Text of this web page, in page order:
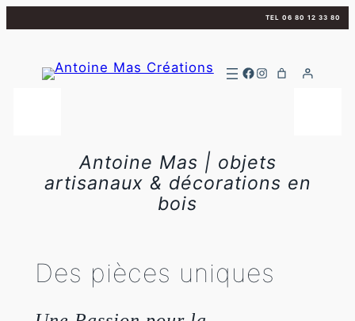
contenu
TEL 06 80 12 33 80
Facebook
Instagram
Antoine Mas | objets
artisanaux & décorations en
bois
Des pièces uniques